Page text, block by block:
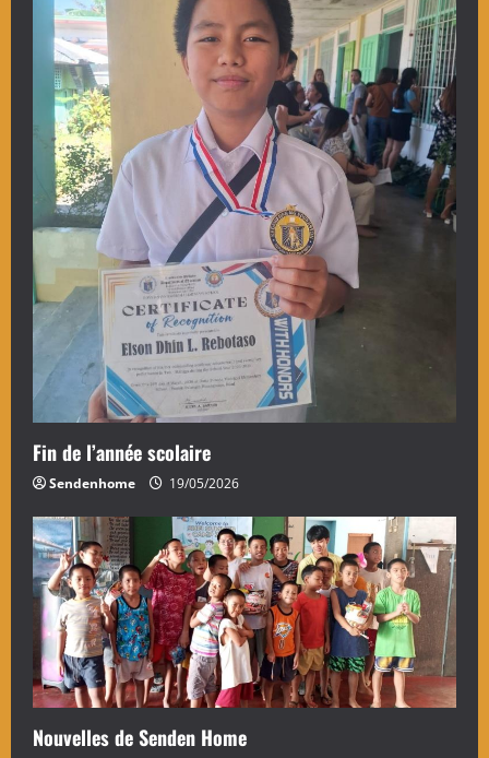
Fin de l’année scolaire
Sendenhome 19/05/2026
Nouvelles de Senden Home